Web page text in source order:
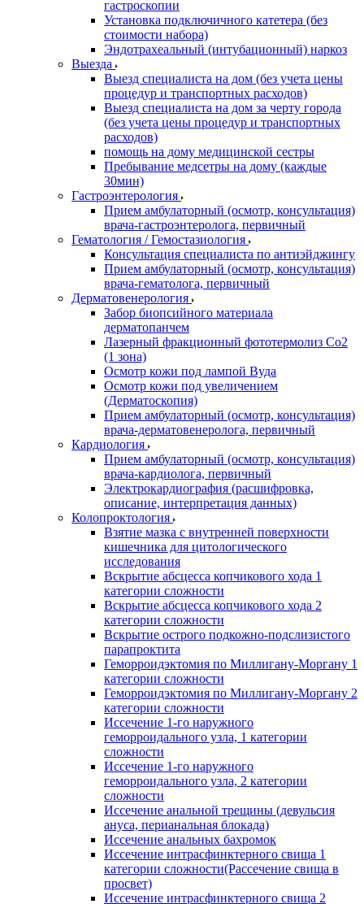
гастроскопии
Установка подключичного катетера (без
стоимости набора)
Эндотрахеальный (интубационный) наркоз
Выезда
Выезд специалиста на дом (без учета цены
процедур и транспортных расходов)
Выезд специалиста на дом за черту города
(без учета цены процедур и транспортных
расходов)
помощь на дому медицинской сестры
Пребывание медсетры на дому (каждые
30мин)
Гастроэнтерология
Прием амбулаторный (осмотр, консультация)
врача-гастроэнтеролога, первичный
Гематология / Гемостазиология
Консультация специалиста по антиэйджингу
Прием амбулаторный (осмотр, консультация)
врача-гематолога, первичный
Дерматовенерология
Забор биопсийного материала
дерматопанчем
Лазерный фракционный фототермолиз Со2
(1 зона)
Осмотр кожи под лампой Вуда
Осмотр кожи под увеличением
(Дерматоскопия)
Прием амбулаторный (осмотр, консультация)
врача-дерматовенеролога, первичный
Кардиология
Прием амбулаторный (осмотр, консультация)
врача-кардиолога, первичный
Электрокардиография (расшифровка,
описание, интерпретация данных)
Колопроктология
Взятие мазка с внутренней поверхности
кишечника для цитологического
исследования
Вскрытие абсцесса копчикового хода 1
категории сложности
Вскрытие абсцесса копчикового хода 2
категории сложности
Вскрытие острого подкожно-подслизистого
парапроктита
Геморроидэктомия по Миллигану-Моргану 1
категории сложности
Геморроидэктомия по Миллигану-Моргану 2
категории сложности
Иссечение 1-го наружного
геморроидального узла, 1 категории
сложности
Иссечение 1-го наружного
геморроидального узла, 2 категории
сложности
Иссечение анальной трещины (девульсия
ануса, перианальная блокада)
Иссечение анальных бахромок
Иссечение интрасфинктерного свища 1
категории сложности(Рассечение свища в
просвет)
Иссечение интрасфинктерного свища 2